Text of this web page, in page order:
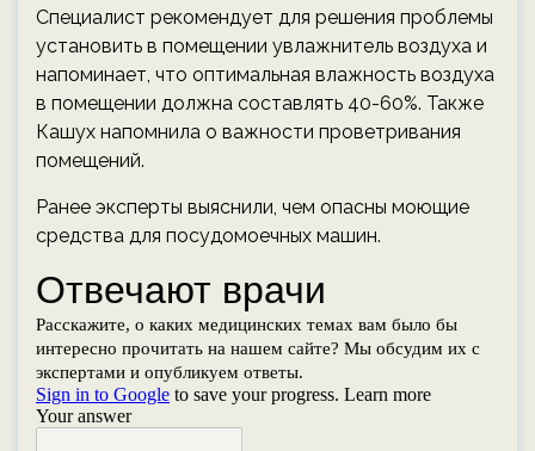
Специалист рекомендует для решения проблемы
установить в помещении увлажнитель воздуха и
напоминает, что оптимальная влажность воздуха
в помещении должна составлять 40-60%. Также
Кашух напомнила о важности проветривания
помещений.
Ранее эксперты выяснили, чем опасны моющие
средства для посудомоечных машин.